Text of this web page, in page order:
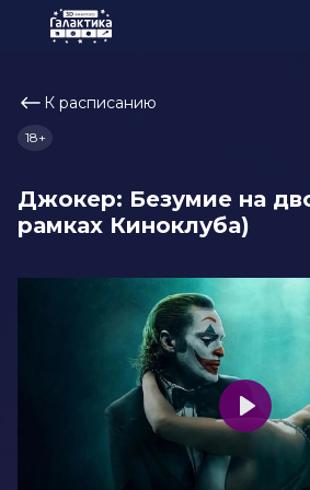
К расписанию
Джокер: Безумие на
рамках Киноклуба)
18+
Play